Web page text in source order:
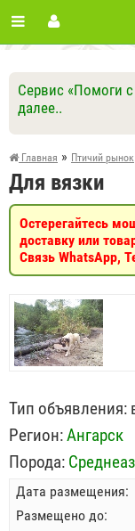
Сервис «Помоги
далее..
Ответить
Главная » Птичий рынок
Для вязки
Остерегайтесь
доставку или
Связь WhatsApp,
Тип объявления:
Регион:Ангарск
Порода:
Дата размещения:
Размещено до: